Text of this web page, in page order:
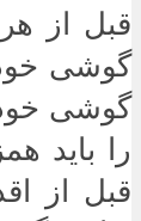
قبل از
گوشی خود
گوشی خود
را باید
قبل از